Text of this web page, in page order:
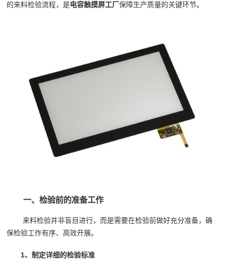
的来料检验流程，是电容触摸屏工厂保障生产质量的关键环节。
一、检验前的准备工作
来料检验并非盲目进行，而是需要在检验前做好充分准备，确
保检验工作有序、高效开展。
1、制定详细的检验标准